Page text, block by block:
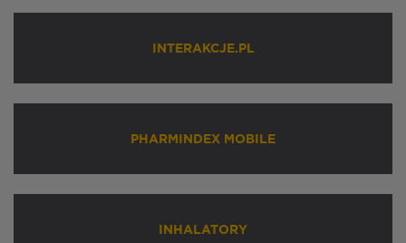
INTERAKCJE.PL
PHARMINDEX MOBILE
INHALATORY